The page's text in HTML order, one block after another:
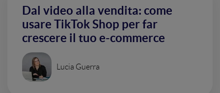
Dal video alla vendita: come
usare TikTok Shop per far
crescere il tuo e-commerce
Lucia Guerra